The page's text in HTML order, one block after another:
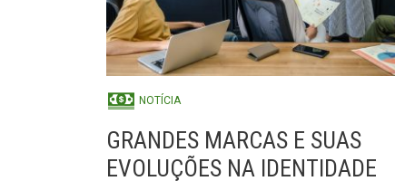
NOTÍCIA
GRANDES MARCAS E SUAS
EVOLUÇÕES NA IDENTIDADE